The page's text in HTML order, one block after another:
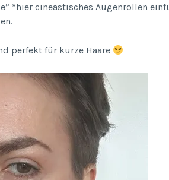
*hier cineastisches Augenrollen
perfekt für kurze Haare